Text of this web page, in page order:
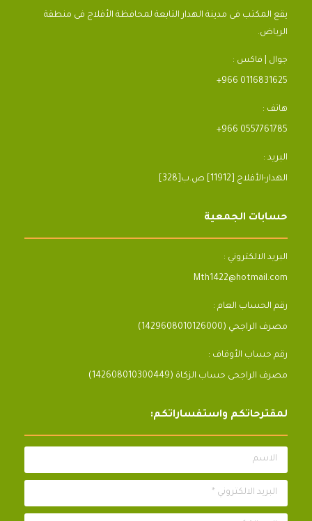
يقع المكتب فى مدينة الهدار التابعة لمحافظة الأفلاج فى منطقة
الرياض.
جوال | فاكس :
+966 0116831625
هاتف :
+966 0557761785
البريد :
[328]الهدار-الأفلاج [11912] ص.ب
حسابات الجمعية
البريد الالكتروني :
Mth1422@hotmail.com
رقم الحساب العام :
مصرف الراجحي (1429608010126000)
رقم حساب الأوقاف :
مصرف الراجحى حساب الزكاة (142608010300449)
لمقترحاتكم واستفساراتكم:
الاسم
البريد الالكتروني *